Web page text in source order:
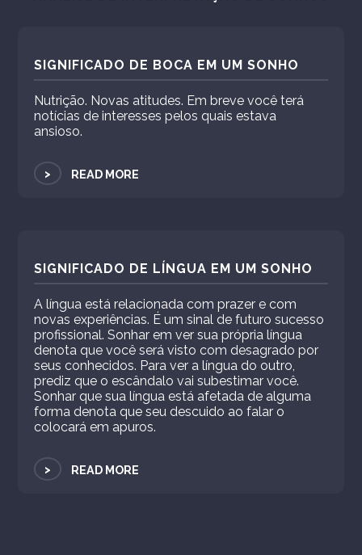
SIGNIFICADO DE BOCA EM UM SONHO
Nutrição. Novas atitudes. Em breve você terá
notícias de interesses pelos quais estava
ansioso.
> READ MORE
SIGNIFICADO DE LÍNGUA EM UM SONHO
A língua está relacionada com prazer e com
novas experiências. É um sinal de futuro sucesso
profissional. Sonhar em ver sua própria língua
denota que você será visto com desagrado por
seus conhecidos. Para ver a língua do outro,
prediz que o escândalo vai subestimar você.
Sonhar que sua língua está afetada de alguma
forma denota que seu descuido ao falar o
colocará em apuros.
> READ MORE